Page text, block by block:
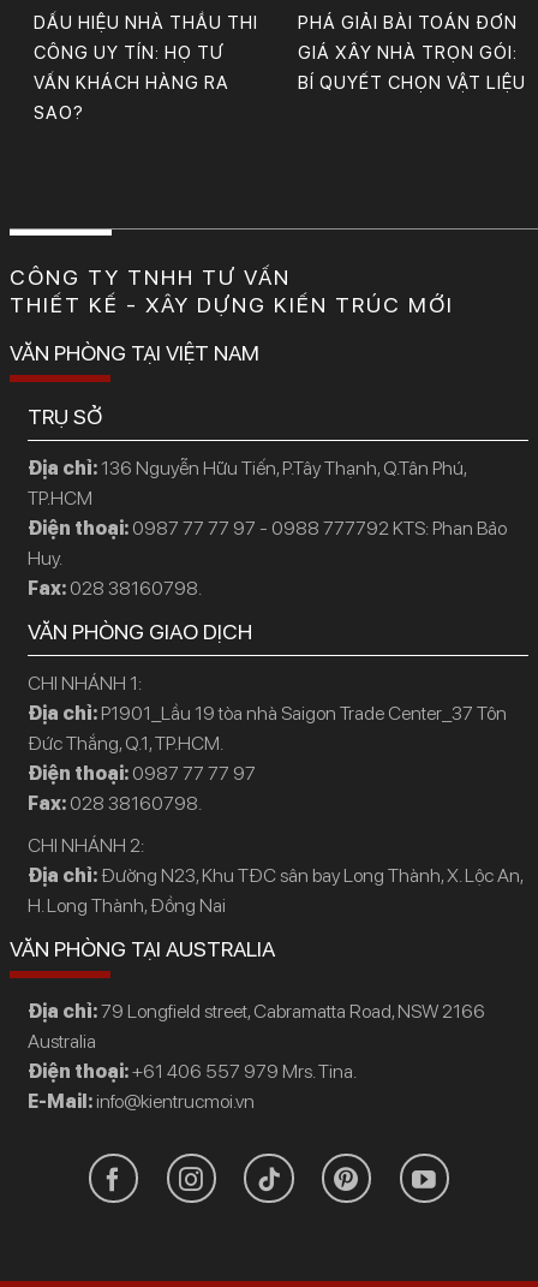
DẤU HIỆU NHÀ THẦU THI
CÔNG UY TÍN: HỌ TƯ
VẤN KHÁCH HÀNG RA
SAO?
PHÁ GIẢI BÀI TOÁN ĐƠN
GIÁ XÂY NHÀ TRỌN GÓI:
BÍ QUYẾT CHỌN VẬT LIỆU
CÔNG TY TNHH TƯ VẤN
THIẾT KẾ - XÂY DỰNG KIẾN TRÚC MỚI
VĂN PHÒNG TẠI VIỆT NAM
TRỤ SỞ
Địa chỉ: 136 Nguyễn Hữu Tiến, P.Tây Thạnh, Q.Tân Phú,
TP.HCM
Điện thoại: 0987 77 77 97 - 0988 777792 KTS: Phan Bảo
Huy.
Fax: 028 38160798.
VĂN PHÒNG GIAO DỊCH
CHI NHÁNH 1:
Địa chỉ: P1901_Lầu 19 tòa nhà Saigon Trade Center_37 Tôn
Đức Thắng, Q.1, TP.HCM.
Điện thoại: 0987 77 77 97
Fax: 028 38160798.
CHI NHÁNH 2:
Địa chỉ:Đường N23, Khu TĐC sân bay Long Thành, X. Lộc An,
H. Long Thành, Đồng Nai
VĂN PHÒNG TẠI AUSTRALIA
Địa chỉ:79 Longfield street, Cabramatta Road, NSW 2166
Australia
Điện thoại:+61 406 557 979 Mrs. Tina.
E-Mail: info@kientrucmoi.vn